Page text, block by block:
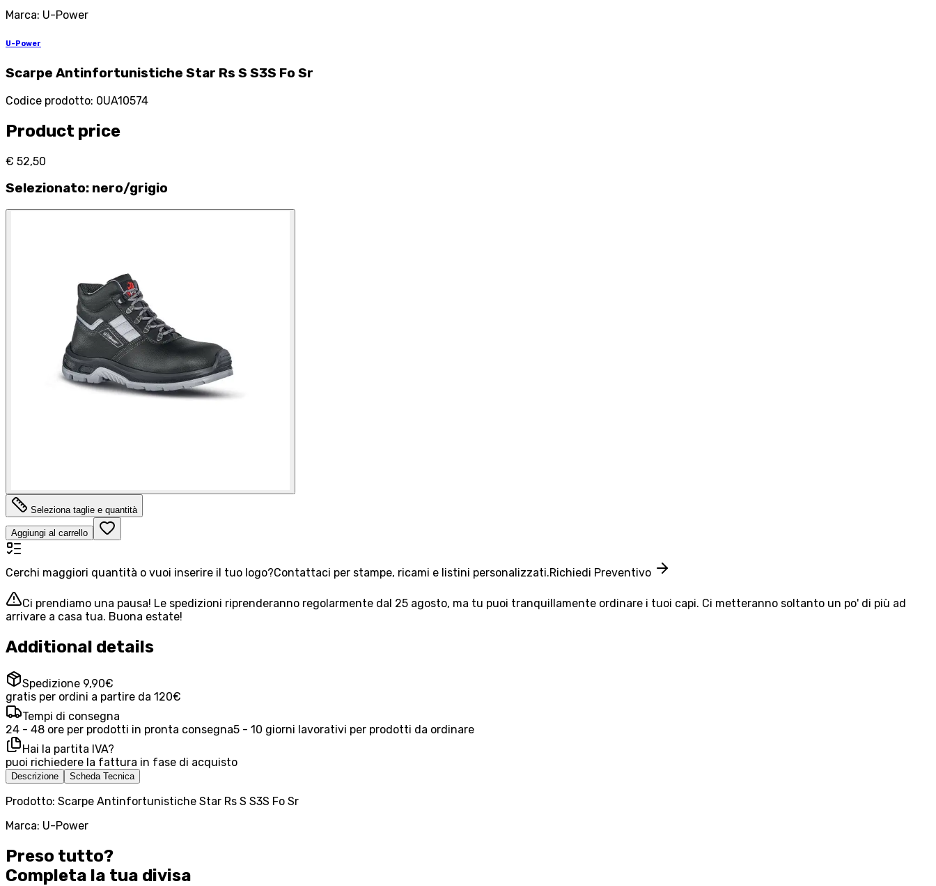
Marca: U-Power
U-Power
Scarpe Antinfortunistiche Star Rs S S3S Fo Sr
Codice prodotto: 0UA10574
Product price
€ 52,50
Selezionato: nero/grigio
Seleziona taglie e quantità
Aggiungi al carrello
Cerchi maggiori quantità o vuoi inserire il tuo logo?Contattaci per stampe, ricami e listini personalizzati.Richiedi Preventivo
Ci prendiamo una pausa! Le spedizioni riprenderanno regolarmente dal 25 agosto, ma tu puoi tranquillamente ordinare i tuoi capi. Ci metteranno soltanto un po' di più ad
arrivare a casa tua. Buona estate!
Additional details
Spedizione 9,90€
gratis per ordini a partire da 120€
Tempi di consegna
24 - 48 ore per prodotti in pronta consegna5 - 10 giorni lavorativi per prodotti da ordinare
Hai la partita IVA?
puoi richiedere la fattura in fase di acquisto
Descrizione Scheda Tecnica
Prodotto: Scarpe Antinfortunistiche Star Rs S S3S Fo Sr
Marca: U-Power
Preso tutto?
Completa la tua divisa